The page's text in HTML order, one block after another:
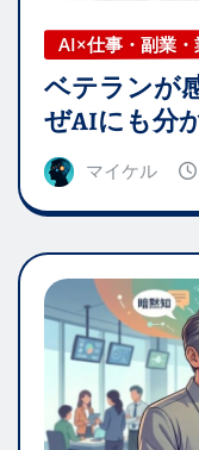
AI×仕事・副業・
ベテランが
ぜAIにも分
マイケル